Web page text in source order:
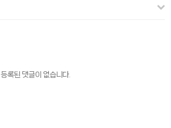
등록된 댓글이 없습니다.